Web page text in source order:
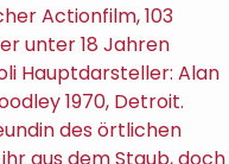
Actionfilm, 103
unter 18 Jahren
Hauptdarsteller: Alan
1970, Detroit.
des örtlichen
aus dem Staub, doch